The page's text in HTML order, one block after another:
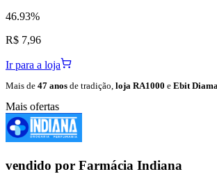
46.93%
R$ 7,96
Ir para a loja
Mais de 47 anos de tradição, loja RA1000 e Ebit
Mais ofertas
vendido por Farmácia Indiana